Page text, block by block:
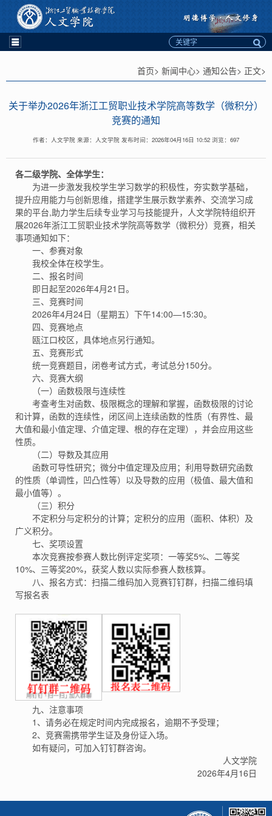
首页> 新闻中心> 通知公告> 正文>
关于举办2026年浙江工贸职业技术学院高等数学（微积分）
竞赛的通知
作者：人文学院 来源：人文学院 发布时间：2026年04月16日 10:52 浏览： 697
各二级学院、全体学生：
为进一步激发我校学生学习数学的积极性，夯实数学基础，
提升应用能力与创新思维，搭建学生展示数学素养、交流学习成
果的平台,助力学生后续专业学习与技能提升，人文学院特组织开
展2026年浙江工贸职业技术学院高等数学（微积分）竞赛，相关
事项通知如下：
一、参赛对象
我校全体在校学生。
二、报名时间
即日起至2026年4月21日。
三、竞赛时间
2026年4月24日（星期五）下午14:00—15:30。
四、竞赛地点
瓯江口校区，具体地点另行通知。
五、竞赛形式
统一竞赛题目，闭卷考试方式，考试总分150分。
六、竞赛大纲
（一）函数极限与连续性
考查考生对函数、极限概念的理解和掌握，函数极限的讨论
和计算，函数的连续性，闭区间上连续函数的性质（有界性、最
大值和最小值定理、介值定理、根的存在定理），并会应用这些
性质。
（二）导数及其应用
函数可导性研究；微分中值定理及应用；利用导数研究函数
的性质（单调性，凹凸性等）以及导数的应用（极值、最大值和
最小值等）。
（三）积分
不定积分与定积分的计算；定积分的应用（面积、体积）及
广义积分。
七、奖项设置
本次竞赛按参赛人数比例评定奖项：一等奖5%、二等奖
10%、三等奖20%，获奖人数以实际参赛人数核算。
八、报名方式：扫描二维码加入竞赛钉钉群，扫描二维码填
写报名表
九、注意事项
1、请务必在规定时间内完成报名，逾期不予受理；
2、竞赛需携带学生证及身份证入场。
如有疑问，可加入钉钉群咨询。
人文学院
2026年4月16日